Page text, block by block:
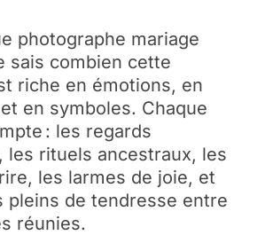
photographe mariage
sais combien cette
riche en émotions, en
en symboles. Chaque
: les regards
les rituels ancestraux, les
les larmes de joie, et
pleins de tendresse entre
réunies.